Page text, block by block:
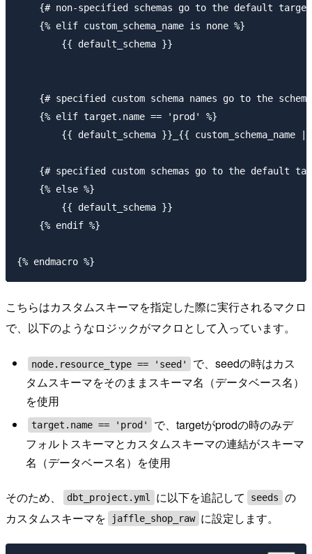
{# non-specified schemas go to the default
    {% elif custom_schema_name is none %}
        {{ default_schema }}
{# specified custom schema names go to the
    {% elif target.name == 'prod' %}
{{ default_schema }}_{{ custom_schema_name |
{# specified custom schemas go to the default
    {% else %}
        {{ default_schema }}
    {% endif %}
こちらはカスタムスキーマを指定した際に実行されるマクロ
で、以下のようなロジックがマクロとして入っています。
node.resource_type == 'seed'
で、seedの時はカス
タムスキーマをそのままスキーマ名（データベース名）
を使用
target.name == 'prod'
で、targetがprodの時のみデ
フォルトスキーマとカスタムスキーマの連結がスキーマ
名（データベース名）を使用
そのため、 dbt_project.yml に以下を追記して seeds
の
カスタムスキーマを
jaffle_shop_raw に設定します。